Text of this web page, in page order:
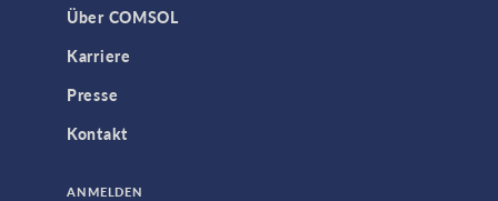
Über COMSOL
Karriere
Presse
Kontakt
ANMELDEN